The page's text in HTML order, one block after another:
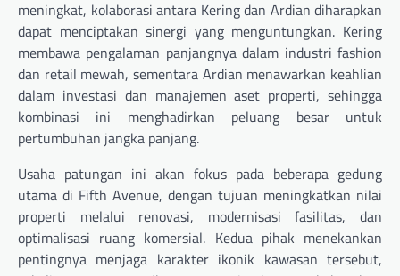
meningkat, kolaborasi antara Kering dan Ardian diharapkan
dapat menciptakan sinergi yang menguntungkan. Kering
membawa pengalaman panjangnya dalam industri fashion
dan retail mewah, sementara Ardian menawarkan keahlian
dalam investasi dan manajemen aset properti, sehingga
kombinasi ini menghadirkan peluang besar untuk
pertumbuhan jangka panjang.
Usaha patungan ini akan fokus pada beberapa gedung
utama di Fifth Avenue, dengan tujuan meningkatkan nilai
properti melalui renovasi, modernisasi fasilitas, dan
optimalisasi ruang komersial. Kedua pihak menekankan
pentingnya menjaga karakter ikonik kawasan tersebut,